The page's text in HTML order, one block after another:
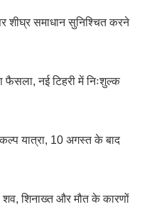
शीघ्र समाधान सुनिश्चित करने
फैसला, नई टिहरी में निःशुल्क
यात्रा, 10 अगस्त के बाद
शव, शिनाख्त और मौत के कारणों